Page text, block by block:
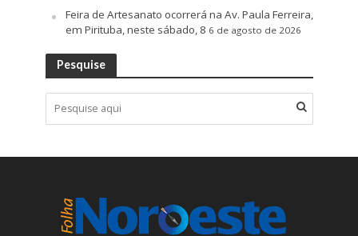
Feira de Artesanato ocorrerá na Av. Paula Ferreira,
em Pirituba, neste sábado, 8 6 de agosto de 2026
Pesquise